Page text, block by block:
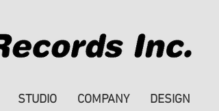
STUDIO COMPANY DESIGN